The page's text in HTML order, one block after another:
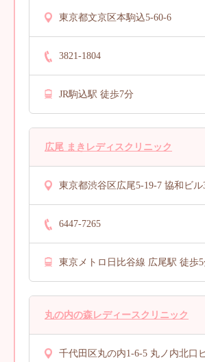
東京都文京区本駒込5-60-6
3821-1804
JR駒込駅 徒歩7分
広尾 まきレディスクリニック
東京都渋谷区広尾5-19-7 協和ビル
6447-7265
東京メトロ日比谷線 広尾駅 徒歩
丸の内の森レディースクリニック
千代田区丸の内1-6-5 丸ノ内北口